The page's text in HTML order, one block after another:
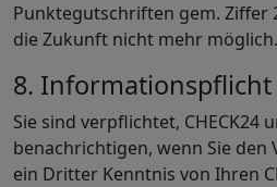
Punktegutschriften gem. Ziffer
die Zukunft nicht mehr möglich.
8. Informationspflicht
Sie sind verpflichtet, CHECK24
benachrichtigen, wenn Sie den
ein Dritter Kenntnis von Ihren